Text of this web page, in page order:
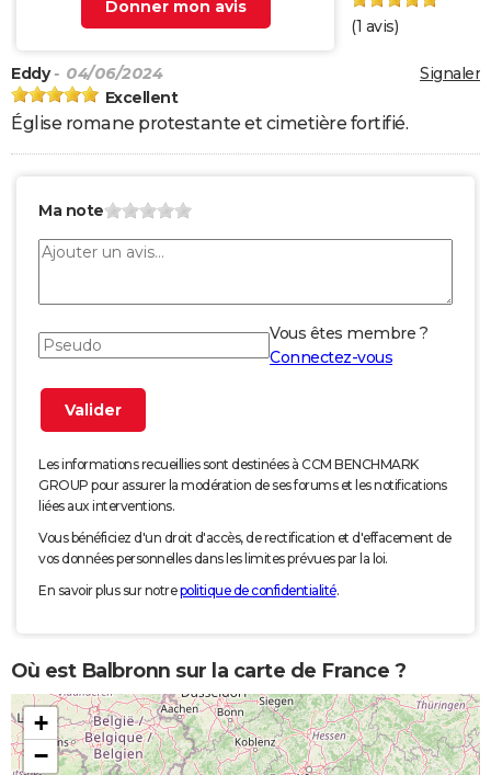
Donner mon avis
(1 avis)
Signaler
Eddy- 04/06/2024
Excellent
Église romane protestante et cimetière fortifié.
Ma note
Vous êtes membre ?
Connectez-vous
Les informations recueillies sont destinées à CCM BENCHMARK
GROUP pour assurer la modération de ses forums et les notifications
liées aux interventions.
Vous bénéficiez d'un droit d'accès, de rectification et d'effacement de
vos données personnelles dans les limites prévues par la loi.
En savoir plus sur notrepolitique de confidentialité.
Où est Balbronn sur la carte de France ?
+
−